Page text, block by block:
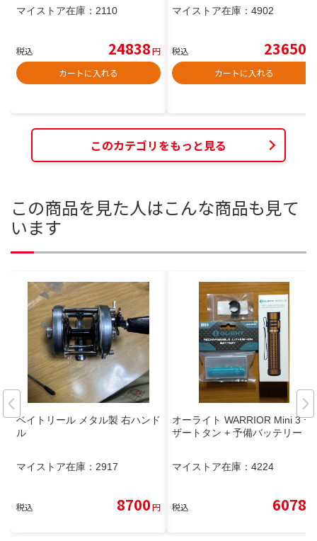
マイストア在庫： 2110
税込 24838円
カートに入れる
マイストア在庫： 4902
税込 23650
カートに入れる
このカテゴリをもっと見る
この商品を見た人はこんな商品も見て
います
ベイトリール メタル製 右ハンド
ル
マイストア在庫： 2917
税込 8700円
オーライト WARRIOR Mini 3 デ
ザートタン + 予備バッテリー
マイストア在庫： 4224
税込 6078